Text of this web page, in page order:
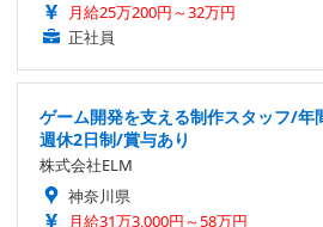
月給25万200円～32万円
正社員
ゲーム開発を支える制作スタッフ/
週休2日制/賞与あり
株式会社ELM
神奈川県
月給31万3,000円～58万円